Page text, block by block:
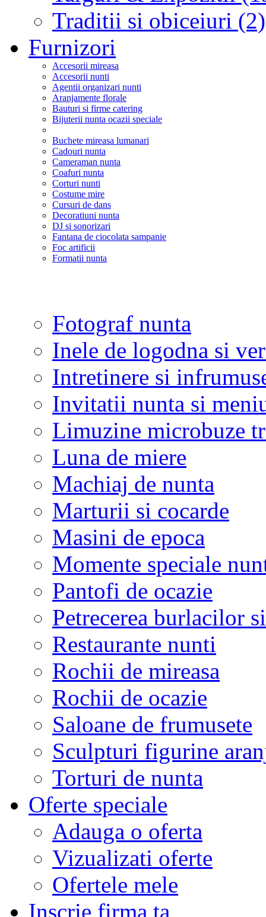
Traditii si obiceiuri (2)
Furnizori
Accesorii mireasa
Accesorii nunti
Agentii organizari nunti
Aranjamente florale
Bauturi si firme catering
Bijuterii nunta ocazii speciale
Buchete mireasa lumanari
Cadouri nunta
Cameraman nunta
Coafuri nunta
Corturi nunti
Costume mire
Cursuri de dans
Decoratiuni nunta
DJ si sonorizari
Fantana de ciocolata sampanie
Foc artificii
Formatii nunta
Fotograf nunta
Inele de logodna si
Intretinere si
Invitatii nunta si
Limuzine microbuze
Luna de miere
Machiaj de nunta
Marturii si cocarde
Masini de epoca
Momente speciale
Pantofi de ocazie
Petrecerea burlacilor
Restaurante nunti
Rochii de mireasa
Rochii de ocazie
Saloane de frumusete
Sculpturi figurine
Torturi de nunta
Oferte speciale
Adauga o oferta
Vizualizati oferte
Ofertele mele
Inscrie firma ta